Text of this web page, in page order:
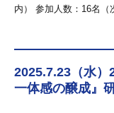
内） 参加人数：16名
2025.7.23（水）
一体感の醸成』